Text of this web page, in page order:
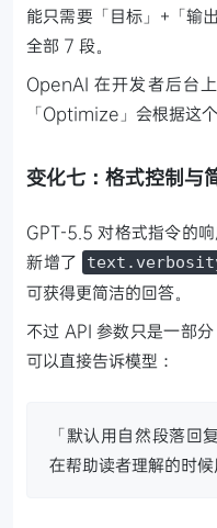
能只需要「目标」+「输
全部 7 段。
OpenAI 在开发者后台
「Optimize」会根据这
变化七：格式控制与
GPT-5.5 对格式指令的
新增了
可获得更简洁的回答。
不过 API 参数只是一部
可以直接告诉模型：
「默认用自然段落回
在帮助读者理解的时候